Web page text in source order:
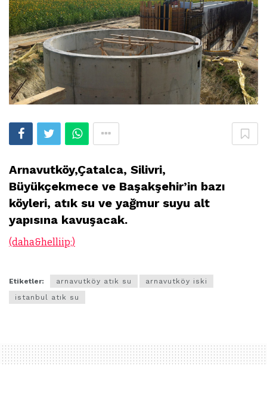
Arnavutköy,Çatalca, Silivri,
Büyükçekmece ve Başakşehir’in bazı
köyleri, atık su ve yağmur suyu alt
yapısına kavuşacak.
(daha&helliip;)
Etiketler: arnavutköy atık su
arnavutköy iski
istanbul atık su